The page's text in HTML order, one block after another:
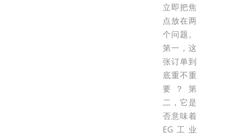
立即把焦
点放在两
个问题。
第一，这
张订单到
底重不重
要？第
二，它是
否意味着
EG工业